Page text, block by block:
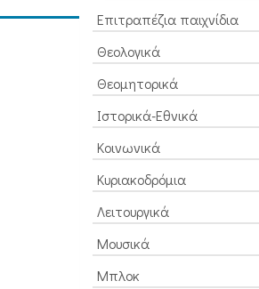
Επιτραπέζια παιχνίδια
Θεολογικά
Θεομητορικά
Ιστορικά-Εθνικά
Κοινωνικά
Κυριακοδρόμια
Λειτουργικά
Μουσικά
Μπλοκ